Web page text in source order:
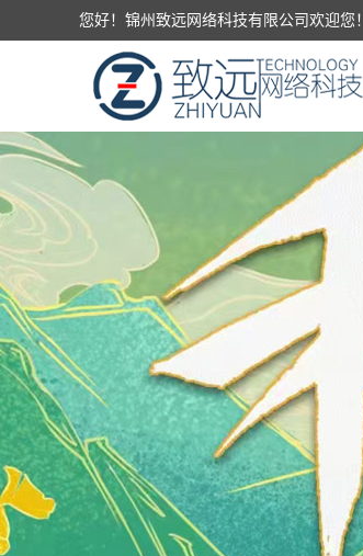
您好！锦州致远网络科技有限公司欢迎您！